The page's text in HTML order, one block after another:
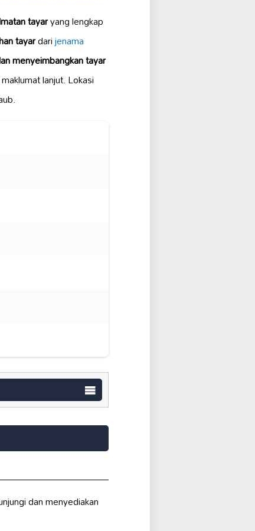
tayaryang lengkap
tayardarijenama
menyeimbangkan tayar
lanjut. Lokasi
dan menyediakan